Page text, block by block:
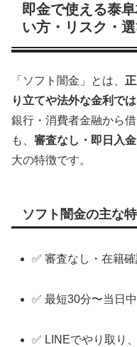
即金で使える泰
い方・リスク・
「ソフト闇金」とは、
り立てや法外な金利で
銀行・消費者金融から
も、 審査なし・即日入
大の特徴です。
ソフト闇金の主な
✅ 審査なし・在籍
✅ 最短30分〜当日
✅ LINEでやり取り